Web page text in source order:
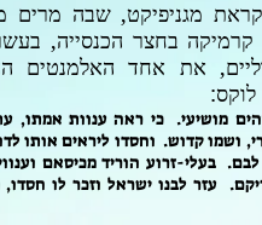
מגניפיקט, שבה מרים
בחצר הכנסייה,
את אחד האלמנטים
מושיעי. כי ראה ענוות אמתו,
ושמו קדוש. וחסדו ליראים אותו
בעלי-זרוע הוריד מכיסאם
עזר לבנו ישראל וזכר לו